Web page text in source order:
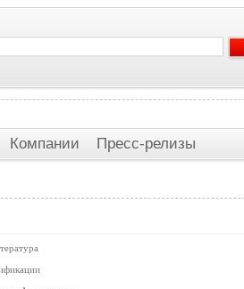
Компании Пресс-релизы